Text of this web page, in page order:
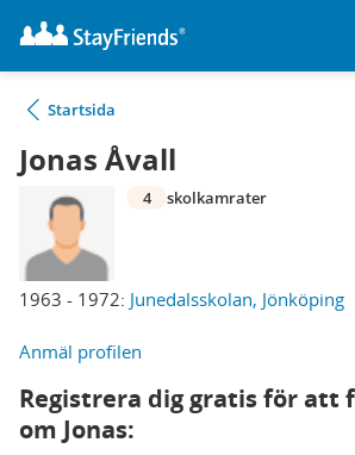
Startsida
Jonas Åvall
1963 - 1972: Junedalsskolan, Jönköping
4 skolkamrater
Anmäl profilen
Registrera dig gratis för att
om Jonas: